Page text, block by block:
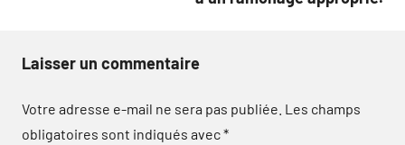
Laisser un commentaire
Votre adresse e-mail ne sera pas publiée. Les champs
obligatoires sont indiqués avec*